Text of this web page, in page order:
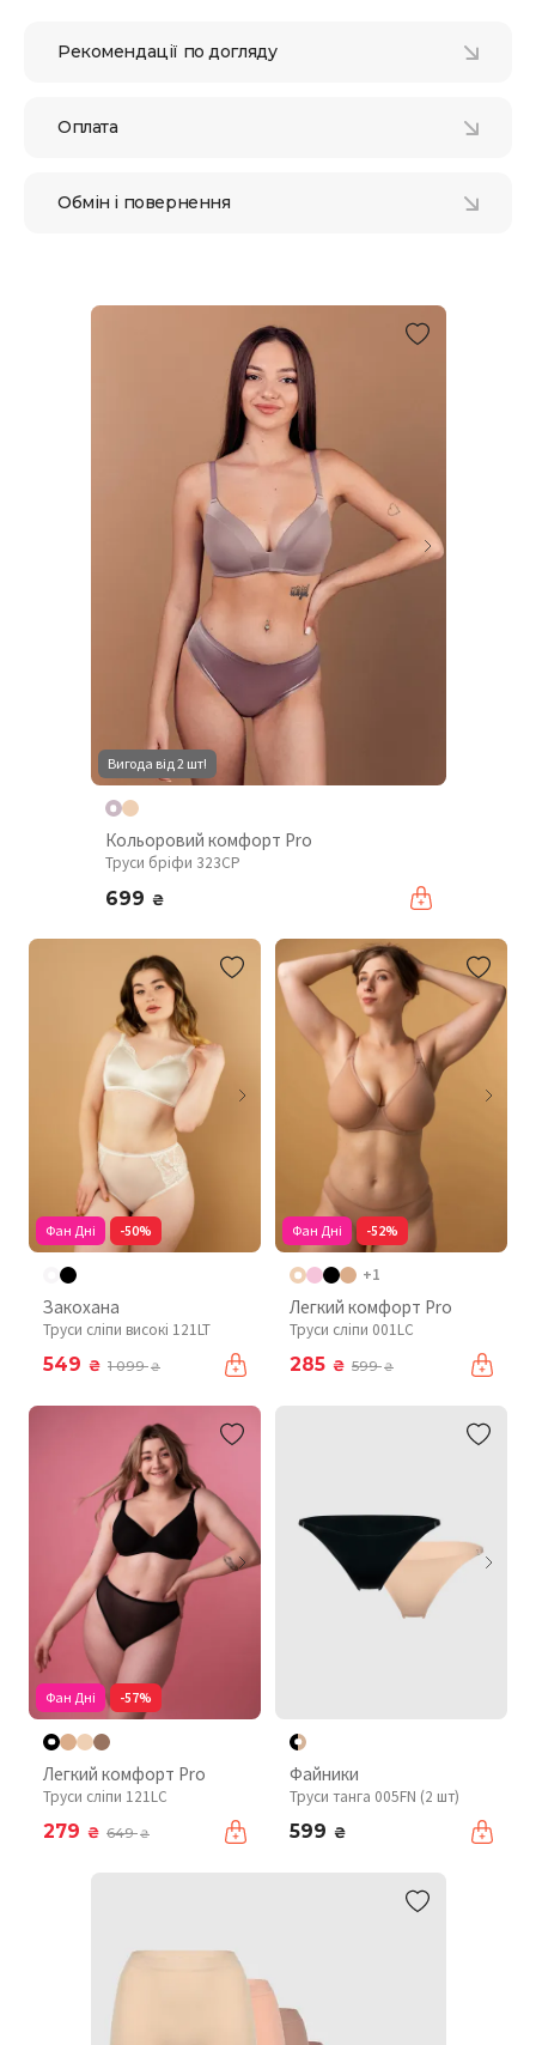
Рекомендації по догляду
Оплата
Обмін і повернення
Вигода від 2 шт!
Кольоровий комфорт Pro
Труси бріфи 323CP
699 ₴
Фан Дні -50%
Закохана
Труси сліпи високі 121LT
549 ₴ 1 099₴
Фан Дні -52%
+1
Легкий комфорт Pro
Труси сліпи 001LC
285 ₴ 599₴
Фан Дні -57%
Легкий комфорт Pro
Труси сліпи 121LC
279 ₴ 649₴
Файники
Труси танга 005FN (2 шт)
599 ₴